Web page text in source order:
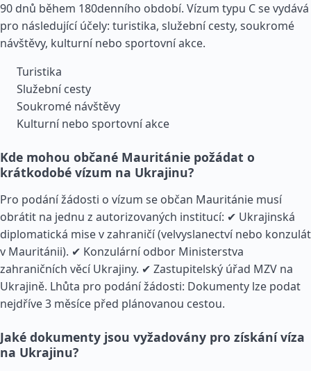
90 dnů během 180denního období. Vízum typu C se vydává
pro následující účely: turistika, služební cesty, soukromé
návštěvy, kulturní nebo sportovní akce.
Turistika
Služební cesty
Soukromé návštěvy
Kulturní nebo sportovní akce
Kde mohou občané Mauritánie požádat o
krátkodobé vízum na Ukrajinu?
Pro podání žádosti o vízum se občan Mauritánie musí
obrátit na jednu z autorizovaných institucí: ✔ Ukrajinská
diplomatická mise v zahraničí (velvyslanectví nebo konzulát
v Mauritánii). ✔ Konzulární odbor Ministerstva
zahraničních věcí Ukrajiny. ✔ Zastupitelský úřad MZV na
Ukrajině. Lhůta pro podání žádosti: Dokumenty lze podat
nejdříve 3 měsíce před plánovanou cestou.
Jaké dokumenty jsou vyžadovány pro získání víza
na Ukrajinu?